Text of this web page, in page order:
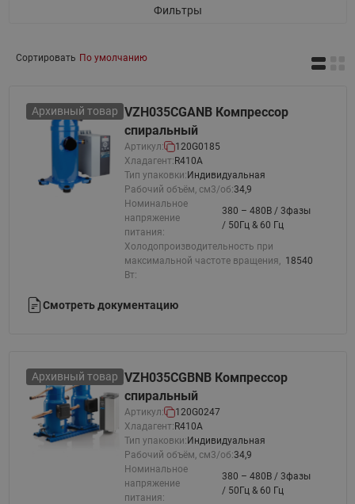
Фильтры
Сортировать По умолчанию
Архивный товар VZH035CGANB Компрессор
спиральный
Артикул:
120G0185
Хладагент: R410A
Тип упаковки: Индивидуальная
Рабочий объём, см3/об:34,9
Номинальное
напряжение
питания:
380 – 480В / 3фазы
/ 50Гц & 60 Гц
Холодопроизводительность при
максимальной частоте вращения,
Вт:
18540
Смотреть документацию
Архивный товар VZH035CGBNB Компрессор
спиральный
Артикул:
120G0247
Хладагент: R410A
Тип упаковки: Индивидуальная
Рабочий объём, см3/об:34,9
Номинальное
напряжение
питания:
380 – 480В / 3фазы
/ 50Гц & 60 Гц